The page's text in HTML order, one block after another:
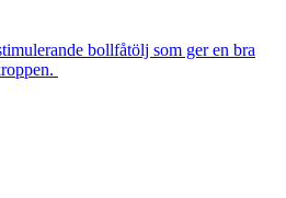
bollfåtölj som ger en bra